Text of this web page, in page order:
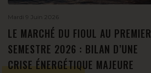
Mardi 9 Juin 2026
LE MARCHÉ DU FIOUL AU PREMIER
SEMESTRE 2026 : BILAN D’UNE
CRISE ÉNERGÉTIQUE MAJEURE